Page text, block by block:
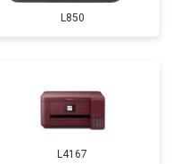
L850
L4167